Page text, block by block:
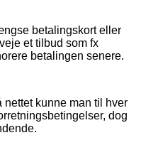
betalingskort eller
et tilbud som fx
betalingen senere.
nettet kunne man til hver
dog